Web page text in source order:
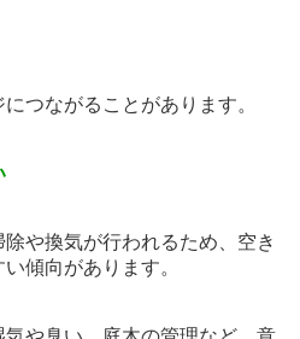
つながることがあります。
や換気が行われるため、空き
傾向があります。